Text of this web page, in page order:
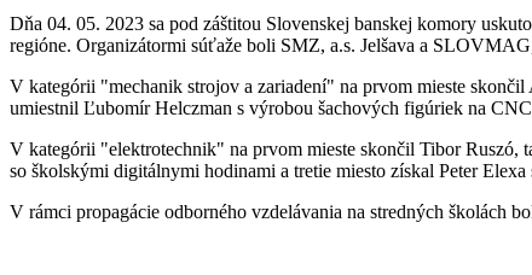
Dňa 04. 05. 2023 sa pod záštitou Slovenskej banskej komory
regióne. Organizátormi súťaže boli SMZ, a.s. Jelšava a
V kategórii "mechanik strojov a zariadení" na prvom mieste
umiestnil Ľubomír Helczman s výrobou šachových figúriek na
V kategórii "elektrotechnik" na prvom mieste skončil Tibor Ruszó,
so školskými digitálnymi hodinami a tretie miesto získal Peter
V rámci propagácie odborného vzdelávania na stredných školách